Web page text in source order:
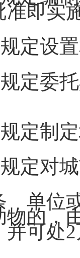
准即实
定设
定委
定制
定对
单位
的，
可处